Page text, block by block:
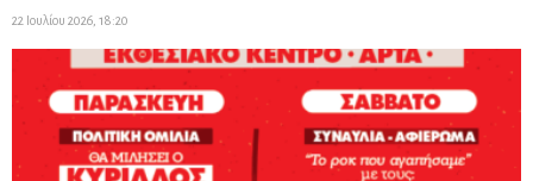
22 Ιουλίου 2026, 18:20